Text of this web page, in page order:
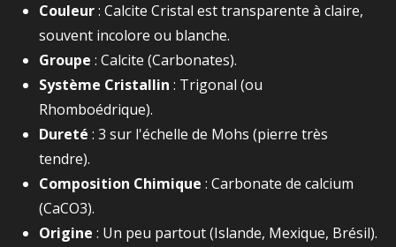
Couleur: Calcite Cristal est transparente à claire,
souvent incolore ou blanche.
Groupe : Calcite (Carbonates).
Système Cristallin : Trigonal (ou
Rhomboédrique).
Dureté : 3 sur l'échelle de Mohs (pierre très
tendre).
Composition Chimique : Carbonate de calcium
(CaCO3​).
Origine : Un peu partout (Islande, Mexique, Brésil).